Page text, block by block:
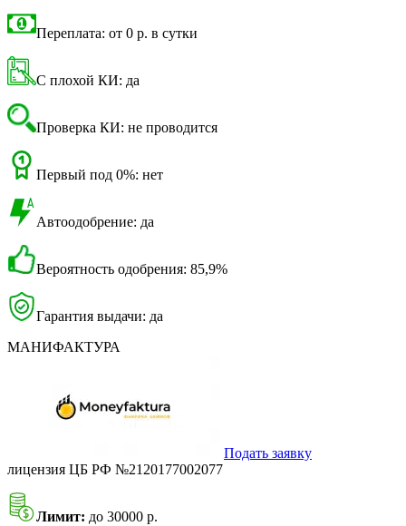
Переплата: от 0 р. в сутки
С плохой КИ: да
Проверка КИ: не проводится
Первый под 0%: нет
Автоодобрение: да
Вероятность одобрения: 85,9%
Гарантия выдачи: да
МАНИФАКТУРА
Подать заявку
лицензия ЦБ РФ №2120177002077
Лимит: до 30000 р.